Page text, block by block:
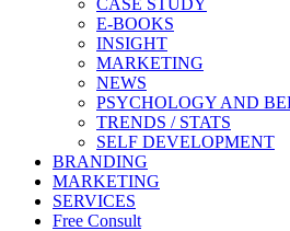
CASE STUDY
E-BOOKS
INSIGHT
MARKETING
NEWS
PSYCHOLOGY AND
TRENDS / STATS
SELF DEVELOPMENT
BRANDING
MARKETING
SERVICES
Free Consult